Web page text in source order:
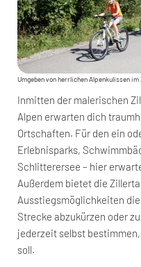
Umgeben von herrlichen Alpenkulissen
Inmitten der malerischen
Alpen erwarten dich
Ortschaften. Für den ein
Erlebnisparks,
Schlitterersee – hier
Außerdem bietet die
Ausstiegsmöglichkeiten
Strecke abzukürzen oder
jederzeit selbst
soll.